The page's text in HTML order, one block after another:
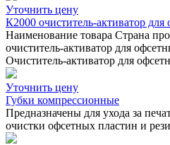
Уточнить цену
К2000 очиститель-активатор
Наименование товара Страна
очиститель-активатор для
Очиститель-активатор для
Уточнить цену
Губки компрессионные
Предназначены для ухода за
очистки офсетных пластин и